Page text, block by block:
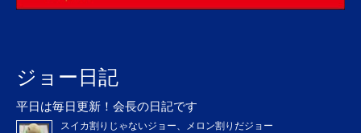
ジョー日記
平日は毎日更新！会長の日記です
スイカ割りじゃないジョー、メロン割りだジョー